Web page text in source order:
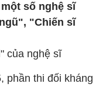
số nghệ sĩ
"Chiến sĩ
của nghệ sĩ
phần thi đối kháng